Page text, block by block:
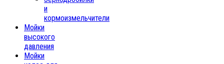
и
кормоизмельчители
Мойки
высокого
давления
Мойки